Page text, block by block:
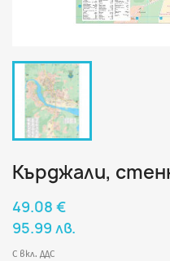
Кърджали,
49.08 €
95.99 лв.
С вкл. ДДС